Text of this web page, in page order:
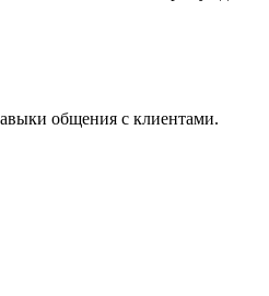
общения с клиентами.